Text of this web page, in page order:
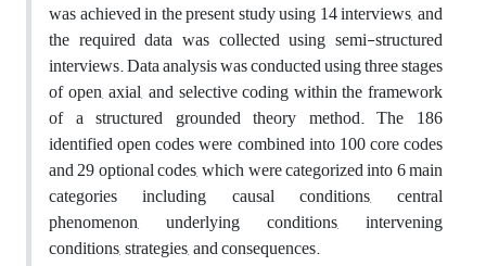
was achieved in the present study using 14 interviews, and
the required data was collected using semi-structured
interviews. Data analysis was conducted using three stages
of open, axial, and selective coding within the framework
of a structured grounded theory method. The 186
identified open codes were combined into 100 core codes
and 29 optional codes, which were categorized into 6 main
categories including causal conditions, central
phenomenon, underlying conditions, intervening
conditions, strategies, and consequences.